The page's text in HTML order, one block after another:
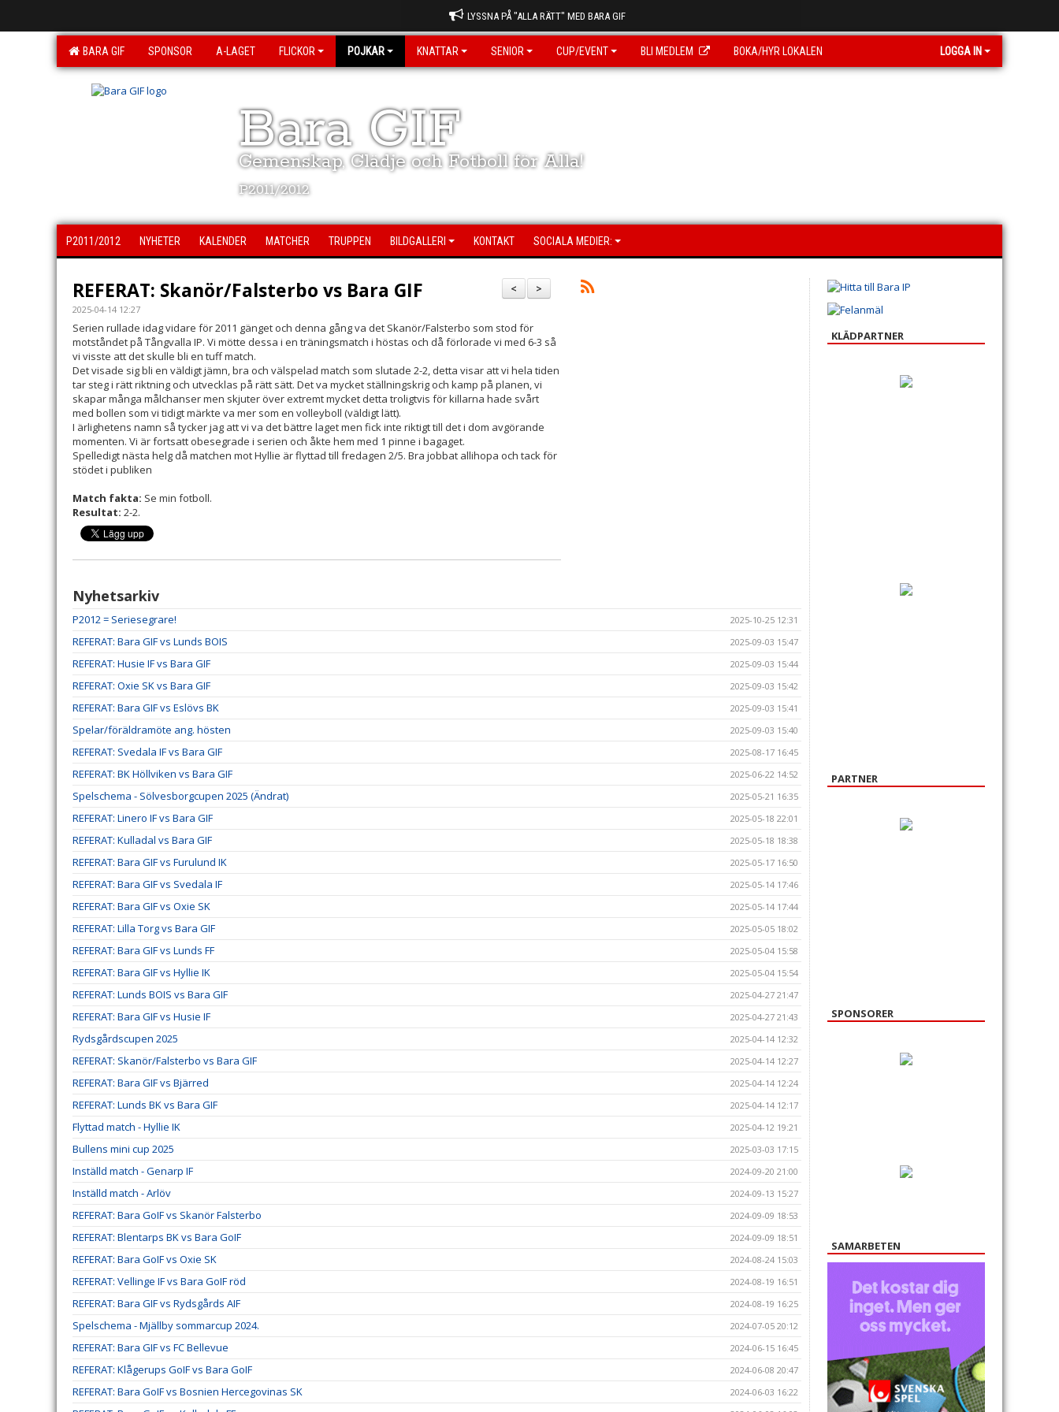
LYSSNA PÅ "ALLA RÄTT" MED BARA GIF
BARA GIF SPONSOR A-LAGET FLICKOR POJKAR KNATTAR SENIOR CUP/EVENT BLI MEDLEM BOKA/HYR LOKALEN LOGGA IN
Bara GIF
Gemenskap, Glädje och Fotboll för Alla!
P2011/2012
P2011/2012 NYHETER KALENDER MATCHER TRUPPEN BILDGALLERI KONTAKT SOCIALA MEDIER:
>
<
REFERAT: Skanör/Falsterbo vs Bara GIF
2025-04-14 12:27
Serien rullade idag vidare för 2011 gänget och denna gång va det Skanör/Falsterbo som stod för
motståndet på Tångvalla IP. Vi mötte dessa i en träningsmatch i höstas och då förlorade vi med 6-3 så
vi visste att det skulle bli en tuff match.
Det visade sig bli en väldigt jämn, bra och välspelad match som slutade 2-2, detta visar att vi hela tiden
tar steg i rätt riktning och utvecklas på rätt sätt. Det va mycket ställningskrig och kamp på planen, vi
skapar många målchanser men skjuter över extremt mycket detta troligtvis för killarna hade svårt
med bollen som vi tidigt märkte va mer som en volleyboll (väldigt lätt).
I ärlighetens namn så tycker jag att vi va det bättre laget men fick inte riktigt till det i dom avgörande
momenten. Vi är fortsatt obesegrade i serien och åkte hem med 1 pinne i bagaget.
Spelledigt nästa helg då matchen mot Hyllie är flyttad till fredagen 2/5. Bra jobbat allihopa och tack för
stödet i publiken
Match fakta: Se min fotboll.
Resultat: 2-2.
Nyhetsarkiv
P2012 = Seriesegrare! 2025-10-25 12:31
REFERAT: Bara GIF vs Lunds BOIS 2025-09-03 15:47
REFERAT: Husie IF vs Bara GIF 2025-09-03 15:44
REFERAT: Oxie SK vs Bara GIF 2025-09-03 15:42
REFERAT: Bara GIF vs Eslövs BK 2025-09-03 15:41
Spelar/föräldramöte ang. hösten 2025-09-03 15:40
REFERAT: Svedala IF vs Bara GIF 2025-08-17 16:45
REFERAT: BK Höllviken vs Bara GIF 2025-06-22 14:52
Spelschema - Sölvesborgcupen 2025 (Ändrat) 2025-05-21 16:35
REFERAT: Linero IF vs Bara GIF 2025-05-18 22:01
REFERAT: Kulladal vs Bara GIF 2025-05-18 18:38
REFERAT: Bara GIF vs Furulund IK 2025-05-17 16:50
REFERAT: Bara GIF vs Svedala IF 2025-05-14 17:46
REFERAT: Bara GIF vs Oxie SK 2025-05-14 17:44
REFERAT: Lilla Torg vs Bara GIF 2025-05-05 18:02
REFERAT: Bara GIF vs Lunds FF 2025-05-04 15:58
REFERAT: Bara GIF vs Hyllie IK 2025-05-04 15:54
REFERAT: Lunds BOIS vs Bara GIF 2025-04-27 21:47
REFERAT: Bara GIF vs Husie IF 2025-04-27 21:43
Rydsgårdscupen 2025 2025-04-14 12:32
REFERAT: Skanör/Falsterbo vs Bara GIF 2025-04-14 12:27
REFERAT: Bara GIF vs Bjärred 2025-04-14 12:24
REFERAT: Lunds BK vs Bara GIF 2025-04-14 12:17
Flyttad match - Hyllie IK 2025-04-12 19:21
Bullens mini cup 2025 2025-03-03 17:15
Inställd match - Genarp IF 2024-09-20 21:00
Inställd match - Arlöv 2024-09-13 15:27
REFERAT: Bara GoIF vs Skanör Falsterbo 2024-09-09 18:53
REFERAT: Blentarps BK vs Bara GoIF 2024-09-09 18:51
REFERAT: Bara GoIF vs Oxie SK 2024-08-24 15:03
REFERAT: Vellinge IF vs Bara GoIF röd 2024-08-19 16:51
REFERAT: Bara GIF vs Rydsgårds AIF 2024-08-19 16:25
Spelschema - Mjällby sommarcup 2024. 2024-07-05 20:12
REFERAT: Bara GIF vs FC Bellevue 2024-06-15 16:45
REFERAT: Klågerups GoIF vs Bara GoIF 2024-06-08 20:47
REFERAT: Bara GoIF vs Bosnien Hercegovinas SK 2024-06-03 16:22
KLÄDPARTNER
PARTNER
SPONSORER
SAMARBETEN